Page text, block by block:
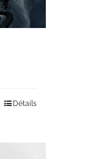
Détails